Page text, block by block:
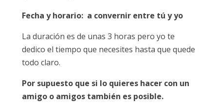
Fecha y horario: a convernir entre tú y yo
La duración es de unas 3 horas pero yo te
dedico el tiempo que necesites hasta que quede
todo claro.
Por supuesto que si lo quieres hacer con un
amigo o amigos también es posible.